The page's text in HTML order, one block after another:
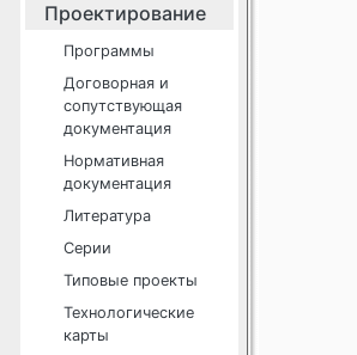
Проектирование
Программы
Договорная и
сопутствующая
документация
Нормативная
документация
Литература
Серии
Типовые проекты
Технологические
карты